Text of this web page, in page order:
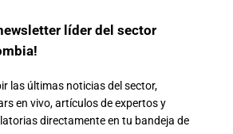
líder del sector
las últimas noticias del sector,
en vivo, artículos de expertos y
directamente en tu bandeja de